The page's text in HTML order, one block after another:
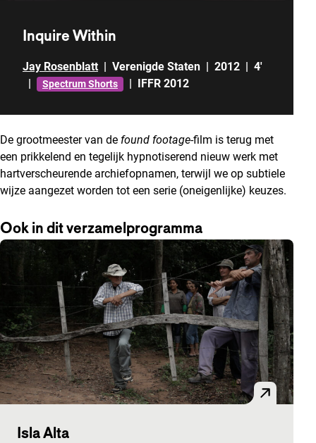
Inquire Within
Jay Rosenblatt | Verenigde Staten | 2012 | 4'
|
Spectrum Shorts | IFFR 2012
De grootmeester van de found footage-film is terug met
een prikkelend en tegelijk hypnotiserend nieuw werk met
hartverscheurende archiefopnamen, terwijl we op subtiele
wijze aangezet worden tot een serie (oneigenlijke) keuzes.
Ook in dit verzamelprogramma
Isla Alta